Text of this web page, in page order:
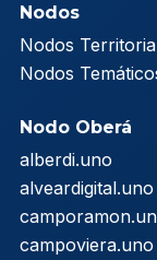
Nodos
Nodos
Nodos
Nodo Oberá
alberdi.uno
alveardigital.uno
campoviera.uno